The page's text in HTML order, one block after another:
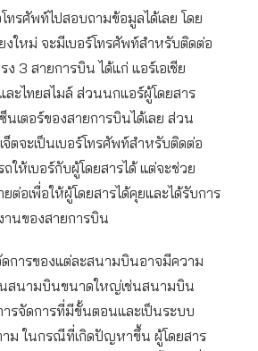
รศัพท์ไปสอบถามข้อมูลได้เลย โดย
ใหม่ จะมีเบอร์โทรศัพท์สำหรับติดต่อ
ง 3 สายการบิน ได้แก่ แอร์เอเชีย
ละไทยสไมล์ ส่วนนกแอร์ผู้โดยสาร
นเตอร์ของสายการบินได้เลย ส่วน
จ็ตจะเป็นเบอร์โทรศัพท์สำหรับติดต่อ
ให้เบอร์กับผู้โดยสารได้ แต่จะช่วย
ต่อเพื่อให้ผู้โดยสารได้คุยและได้รับการ
นของสายการบิน
ดการของแต่ละสนามบินอาจมีความ
สนามบินขนาดใหญ่เช่นสนามบิน
รจัดการที่มีขั้นตอนและเป็นระบบ
าม ในกรณีที่เกิดปัญหาขึ้น ผู้โดยสาร